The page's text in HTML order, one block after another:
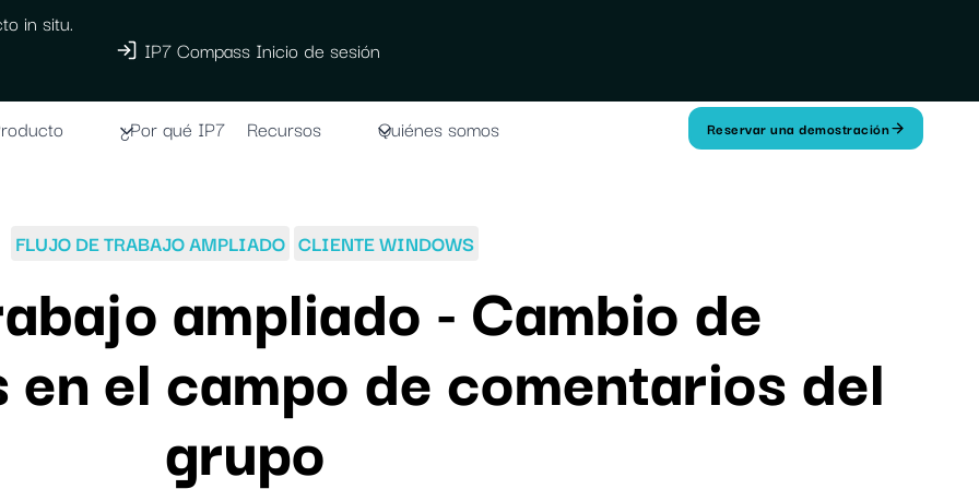
in situ.
IP7 Compass Inicio de sesión
¿Por qué IP7 Recursos Quiénes somos Reservar una demostración
FLUJO DE TRABAJO AMPLIADO CLIENTE WINDOWS
ampliado - Cambio de
el campo de comentarios del
grupo